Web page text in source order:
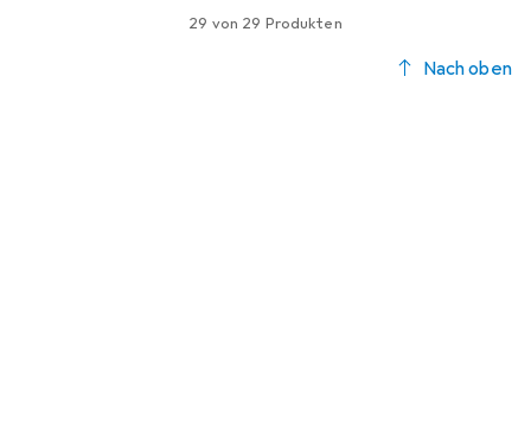
29 von 29 Produkten
Nach oben